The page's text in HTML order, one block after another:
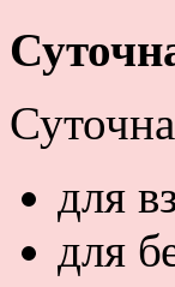
для
для